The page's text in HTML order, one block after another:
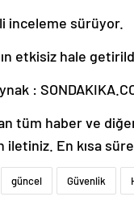
inceleme sürüyor.
etkisiz hale
:
tüm haber ve
iletiniz. En kısa
güncel Güvenlik